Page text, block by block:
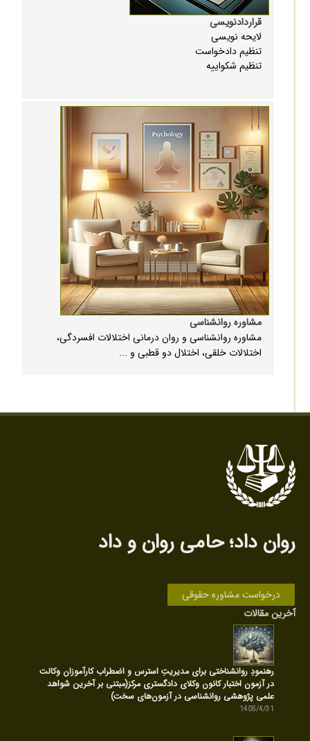
قراردادنویسی
لایحه نویسی
تنظیم دادخواست
تنظیم شکواییه
مشاوره روانشناسی
مشاوره روانشناسی و روان درمانی اختلالات افسردگی،
اختلالات خلقی، اختلال دو قطبی و ...
روان داد‌؛ حامی روان‌ و داد
درخواست مشاوره حقوقی
آخرین مقالات
رهنمودِ روانشناختی برای مدیریتِ استرس و اضطراب کارآموزان وکالت
در آزمون اختبار کانون وکلای دادگستری مرکز(مبتنی بر آخرین شواهد
علمی پژوهشی روانشناسی در آزمون‌های سخت)
1405/4/31